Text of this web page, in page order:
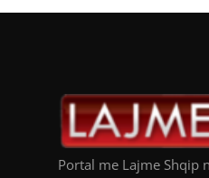
Portal me Lajme Shqip